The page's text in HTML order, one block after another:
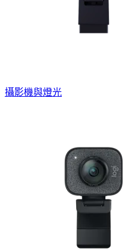
攝影機與燈光